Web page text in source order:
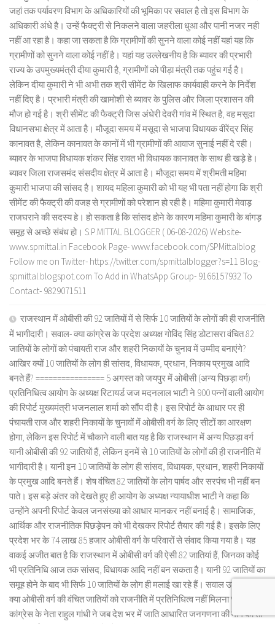
जहां तक पर्यावरण विभाग के अधिकारियों की भूमिका पर सवाल है तो इस विभाग के
अधिकारी अंधे है। उन्हें फैक्ट्री से निकलने वाला जहरीला धुआ और पानी नजर नही
नहीं आ रहा है। कहा जा सकता है कि ग्रामीणों की सुनने वाला कोई नहीं यहां यह कि
ग्रामीणों को सुनने वाला कोई नहीं है। यहां यह उल्लेखनीय है कि ब्यावर की प्रभारी
राज्य के उपमुख्यमंत्री दीया कुमारी है, ग्रामीणों को पीड़ा मंत्री तक पहुंच गई है।
लेकिन दीया कुमारी ने भी अभी तक श्री सीमेंट के खिलाफ कार्यवाही करने के निर्देश
नहीं दिए है। प्रभारी मंत्री की खामोशी से ब्यावर के पुलिस और जिला प्रशासन की
मौज हो गई है। श्री सीमेंट की फैक्ट्री जिस अंधेरी देवरी गांव में स्थित है, वह मसूदा
विधानसभा क्षेत्र में आता है। मौजूदा समय में मसूदा से भाजपा विधायक वीरेंद्र सिंह
कानावत है, लेकिन कानावत के कानों में भी ग्रामीणों की आवाज सुनाई नहीं दे रही।
ब्यावर के भाजपा विधायक शंकर सिंह रावत भी विधायक कानावत के साथ ही खड़े हे।
ब्यावर जिला राजसमंद संसदीय क्षेत्र में आता है। मौजूदा समय में श्रीमती महिमा
कुमारी भाजपा की सांसद है। शायद महिला कुमारी को भी यह भी पता नहीं होगा कि श्री
सीमेंट की फैक्ट्री की वजह से ग्रामीणों को परेशान हो रही है। महिमा कुमारी मेवाड़
राजघराने की सदस्य हे। हो सकता है कि सांसद होने के कारण महिमा कुमारी के बांगड़
समूह से अच्छे संबंध हो। S.P.MITTAL BLOGGER ( 06-08-2026) Website-
www.spmittal.in Facebook Page- www.facebook.com/SPMittalblog
Follow me on Twitter- https://twitter.com/spmittalblogger?s=11 Blog-
spmittal.blogspot.com To Add in WhatsApp Group- 9166157932 To
Contact- 9829071511
राजस्थान में ओबीसी की 92 जातियों में से सिर्फ 10 जातियों के लोगों की ही राजनीति
में भागीदारी। सवाल- क्या कांग्रेस के प्रदेश अध्यक्ष गोविंद सिंह डोटासरा वंचित 82
जातियों के लोगों को पंचायती राज और शहरी निकायों के चुनाव में उम्मीद बनाएंगे?
आखिर क्यों 10 जातियों के लोग ही सांसद, विधायक, प्रधान, निकाय प्रमुख आदि
बनते हैं? ================ 5 अगस्त को जयपुर में ओबीसी (अन्य पिछड़ा वर्ग)
प्रतिनिधित्व आयोग के अध्यक्ष रिटायर्ड जज मदनलाल भाटी ने 900 पन्नों वाली आयोग
की रिपोर्ट मुख्यमंत्री भजनलाल शर्मा को सौंप दी है। इस रिपोर्ट के आधार पर ही
पंचायती राज और शहरी निकायों के चुनावों में ओबीसी वर्ग के लिए सीटों का आरक्षण
होगा, लेकिन इस रिपोर्ट में चौकाने वाली बात यह है कि राजस्थान में अन्य पिछड़ा वर्ग
यानी ओबीसी की 92 जातियों हैं, लेकिन इनमें से 10 जातियों के लोगों की ही राजनीति में
भागीदारी है। यानी इन 10 जातियों के लोग ही सांसद, विधायक, प्रधान, शहरी निकायों
के प्रमुख आदि बनते हैं। शेष वंचित 82 जातियों के लोग पार्षद और सरपंच भी नहीं बन
पाते। इस बड़े अंतर को देखते हुए ही आयोग के अध्यक्ष न्यायाधीश भाटी ने कहा कि
उन्होंने अपनी रिपोर्ट केवल जनसंख्या को आधार मानकर नहीं बनाई है। सामाजिक,
आर्थिक और राजनीतिक पिछड़ेपन को भी देखकर रिपोर्ट तैयार की गई है। इसके लिए
प्रदेश भर के 74 लाख 85 हजार ओबीसी वर्ग के परिवारों से संवाद किया गया है। यह
वाकई अजीत बात है कि राजस्थान में ओबीसी वर्ग की ऐसी 82 जातियां हैं, जिनका कोई
भी प्रतिनिधि आज तक सांसद, विधायक आदि नहीं बन सकता है। यानी 92 जातियों का
समूह होने के बाद भी सिर्फ 10 जातियों के लोग ही मलाई खा रहे हैं। सवाल उठता है कि
क्या ओबीसी वर्ग की वंचित जातियों को राजनीति में प्रतिनिधित्व नहीं मिलना चाहिए?
कांग्रेस के नेता राहुल गांधी ने जब देश भर में जाति आधारित जनगणना की मांग की तो